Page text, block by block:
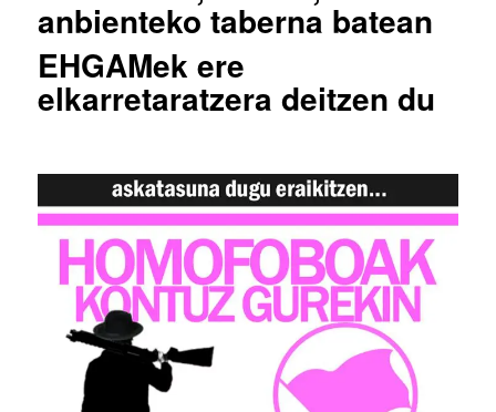
anbienteko taberna batean
EHGAMek ere
elkarretaratzera deitzen du